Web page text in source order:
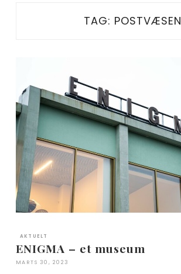
TAG: POSTVÆSEN
AKTUELT
ENIGMA – et museum
MARTS 30, 2023